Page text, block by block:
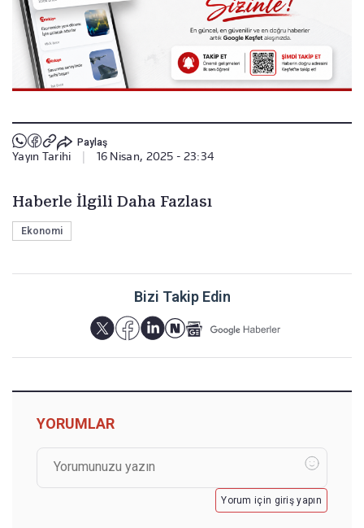
Paylaş
Yayın Tarihi 16 Nisan, 2025 - 23:34
Haberle İlgili Daha Fazlası
Ekonomi
Bizi Takip Edin
YORUMLAR
Yorum için giriş yapın